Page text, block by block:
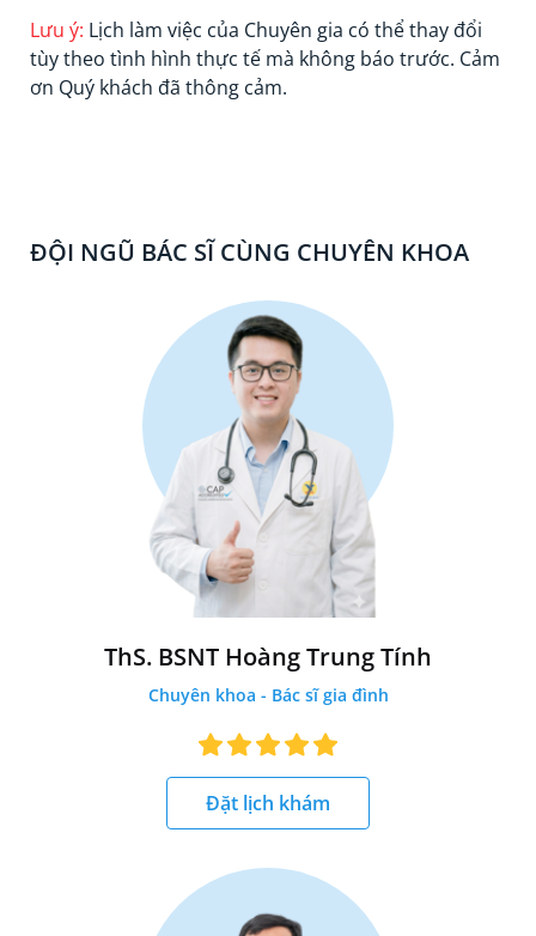
Lưu ý: Lịch làm việc của Chuyên gia có thể thay đổi
tùy theo tình hình thực tế mà không báo trước. Cảm
ơn Quý khách đã thông cảm.
ĐỘI NGŨ BÁC SĨ CÙNG CHUYÊN KHOA
ThS. BSNT Hoàng Trung Tính
Chuyên khoa - Bác sĩ gia đình
Đặt lịch khám